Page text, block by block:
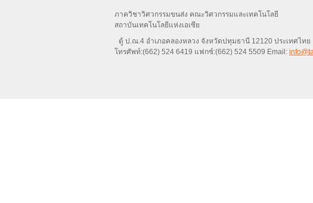
ภาควิชาวิศวกรรมขนส่ง คณะวิศวกรรมและเทคโนโลยี
สถาบันเทคโนโลยีแห่งเอเซีย
ตู้ ป.ณ.4 อำเภอคลองหลวง จังหวัดปทุมธานี 12120 ประเทศไทย
โทรศัพท์:(662) 524 6419 แฟกซ์:(662) 524 5509 Email: